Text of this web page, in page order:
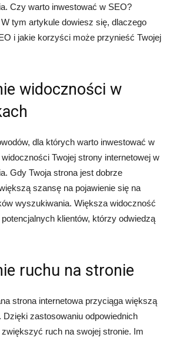
Czy warto inwestować w SEO?
tym artykule dowiesz się, dlaczego
i jakie korzyści może przynieść Twojej
widoczności w
dla których warto inwestować w
Twojej strony internetowej w
Gdy Twoja strona jest dobrze
szansę na pojawienie się na
wyszukiwania. Większa widoczność
klientów, którzy odwiedzą
ruchu na stronie
strona internetowa przyciąga większą
zastosowaniu odpowiednich
ruch na swojej stronie. Im